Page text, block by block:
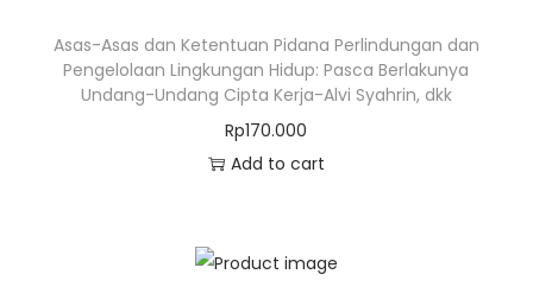
Asas-Asas dan Ketentuan Pidana Perlindungan dan
Pengelolaan Lingkungan Hidup: Pasca Berlakunya
Undang-Undang Cipta Kerja-Alvi Syahrin, dkk
Rp170.000
Add to cart